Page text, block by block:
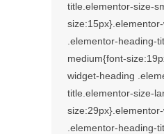
title.elementor-size-
.elementor-heading-
medium{font-
widget-heading
title.elementor-size-
.elementor-heading-